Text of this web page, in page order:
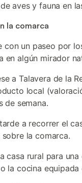
aves y fauna en
la comarca
con un paseo por
en algún mirador
a Talavera de la
local
de semana.
a recorrer el
la comarca.
casa rural para
la cocina equipada